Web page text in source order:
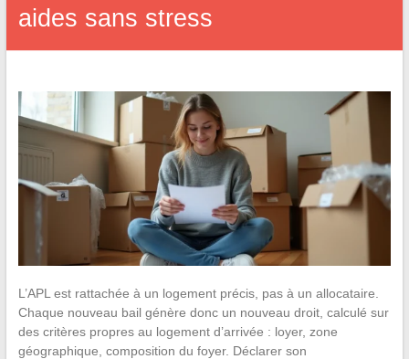
aides sans stress
L’APL est rattachée à un logement précis, pas à un allocataire.
Chaque nouveau bail génère donc un nouveau droit, calculé sur
des critères propres au logement d’arrivée : loyer, zone
géographique, composition du foyer. Déclarer son